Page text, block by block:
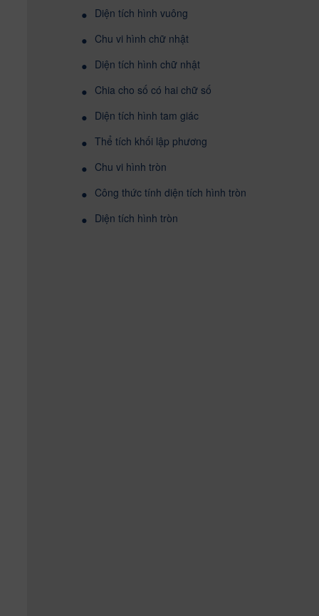
• Diện tích hình vuông
• Chu vi hình chữ nhật
• Diện tích hình chữ nhật
• Chia cho số có hai chữ số
• Diện tích hình tam giác
• Thể tích khối lập phương
• Chu vi hình tròn
• Công thức tính diện tích hình tròn
• Diện tích hình tròn